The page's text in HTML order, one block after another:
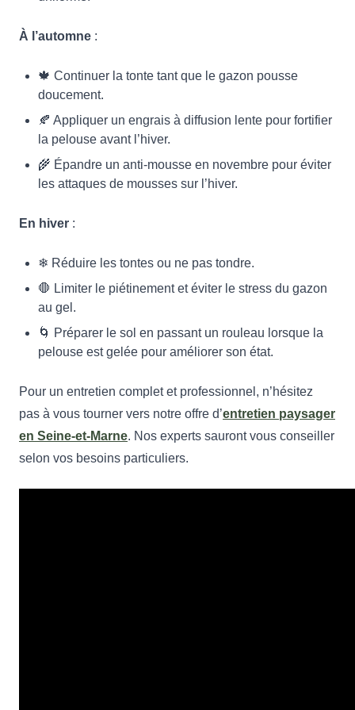
À l’automne :
🍁 Continuer la tonte tant que le gazon pousse
doucement.
🍂 Appliquer un engrais à diffusion lente pour fortifier
la pelouse avant l’hiver.
🌾 Épandre un anti-mousse en novembre pour éviter
les attaques de mousses sur l’hiver.
En hiver :
❄ Réduire les tontes ou ne pas tondre.
🛑 Limiter le piétinement et éviter le stress du gazon
au gel.
🌀 Préparer le sol en passant un rouleau lorsque la
pelouse est gelée pour améliorer son état.
Pour un entretien complet et professionnel, n’hésitez
pas à vous tourner vers notre offre d’entretien paysager
en Seine-et-Marne. Nos experts sauront vous conseiller
selon vos besoins particuliers.